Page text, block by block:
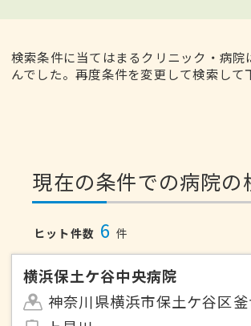
検索条件に当てはまるクリニック・病院
んでした。再度条件を変更して検索して
現在の条件での病院の
ヒット件数 6 件
横浜保土ケ谷中央病院
神奈川県横浜市保土ケ谷区